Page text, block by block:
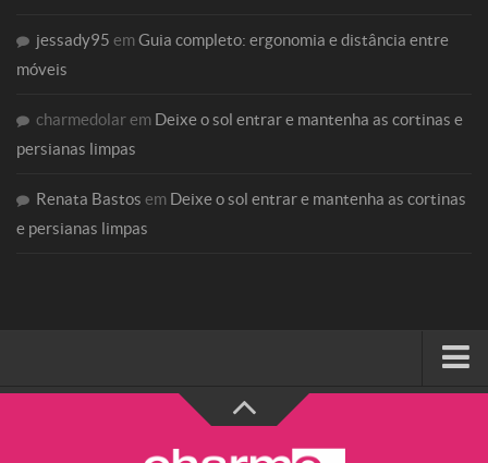
jessady95 emGuia completo: ergonomia e distância entre
móveis
charmedolarem Deixe o sol entrar e mantenha as cortinas e
persianas limpas
Renata Bastos em Deixe o sol entrar e mantenha as cortinas
e persianas limpas